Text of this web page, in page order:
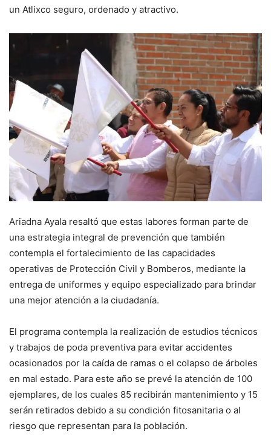
un Atlixco seguro, ordenado y atractivo.
Ariadna Ayala resaltó que estas labores forman parte de
una estrategia integral de prevención que también
contempla el fortalecimiento de las capacidades
operativas de Protección Civil y Bomberos, mediante la
entrega de uniformes y equipo especializado para brindar
una mejor atención a la ciudadanía.
El programa contempla la realización de estudios técnicos
y trabajos de poda preventiva para evitar accidentes
ocasionados por la caída de ramas o el colapso de árboles
en mal estado. Para este año se prevé la atención de 100
ejemplares, de los cuales 85 recibirán mantenimiento y 15
serán retirados debido a su condición fitosanitaria o al
riesgo que representan para la población.